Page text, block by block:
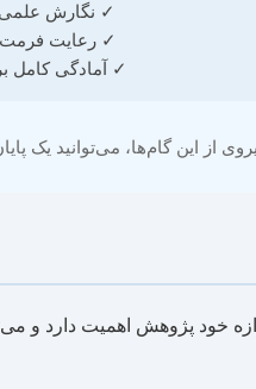
✓ نگارش علمی
✓ رعایت
✓ آمادگی کامل
از این گام‌ها، می‌توانید یک
پژوهش اهمیت دارد و